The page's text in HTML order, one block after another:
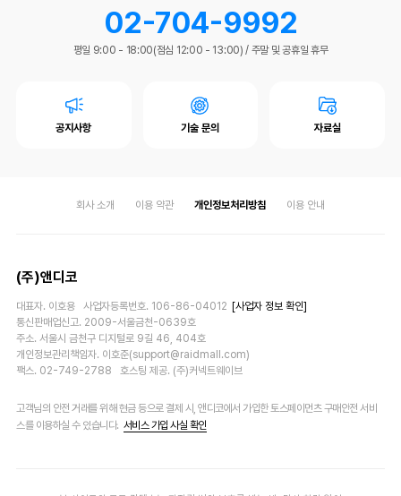
02-704-9992
평일 9:00 - 18:00(점심 12:00 - 13:00) / 주말 및 공휴일 휴무
공지사항 기술 문의 자료실
회사 소개 이용 약관 개인정보처리방침 이용 안내
(주)앤디코
대표자. 이호용 사업자등록번호. 106-86-04012 [사업자 정보 확인]
통신판매업신고. 2009-서울금천-0639호
주소. 서울시 금천구 디지털로 9길 46, 404호
개인정보관리책임자. 이호준(support@raidmall.com)
팩스. 02-749-2788 호스팅 제공. (주)커넥트웨이브
고객님의 안전 거래를 위해 현금 등으로 결제 시, 앤디코에서 가입한 토스페이먼츠 구매안전 서비
스를 이용하실 수 있습니다. 서비스 가입 사실 확인